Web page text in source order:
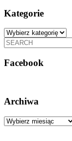
Kategorie
Kategorie
Search
for:
Facebook
Archiwa
Archiwa